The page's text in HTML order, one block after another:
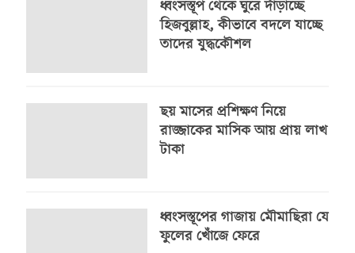
ধ্বংসস্তূপ থেকে ঘুরে দাঁড়াচ্ছে
হিজবুল্লাহ, কীভাবে বদলে যাচ্ছে
তাদের যুদ্ধকৌশল
ছয় মাসের প্রশিক্ষণ নিয়ে
রাজ্জাকের মাসিক আয় প্রায় লাখ
টাকা
ধ্বংসস্তূপের গাজায় মৌমাছিরা যে
ফুলের খোঁজে ফেরে